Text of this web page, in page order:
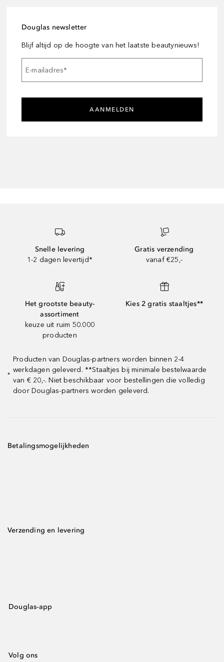
Douglas newsletter
Blijf altijd op de hoogte van het laatste beautynieuws!
E-mailadres*
AANMELDEN
Snelle levering
1-2 dagen levertijd*
Gratis verzending
vanaf €25,-
Het grootste beauty-
assortiment
keuze uit ruim 50.000
producten
Kies 2 gratis staaltjes**
*
Producten van Douglas-partners worden binnen 2-4
werkdagen geleverd. **Staaltjes bij minimale bestelwaarde
van € 20,-. Niet beschikbaar voor bestellingen die volledig
door Douglas-partners worden geleverd.
Betalingsmogelijkheden
Verzending en levering
Douglas-app
Volg ons